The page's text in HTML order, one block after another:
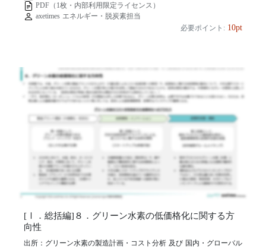
PDF（1枚・内部利用限定ライセンス）
axetimes エネルギー・脱炭素担当
必要ポイント: 10pt
[Ⅰ．総括編]８．グリーン水素の低価格化に関する方
向性
出所：グリーン水素の製造計画・コスト分析 及び 国内・グローバル